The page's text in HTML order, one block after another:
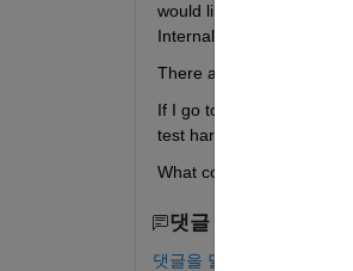
would like to convert all
Internal Harnesses.
There are similar warning
If I go to the model, right
test harnesses accesible
What could be causing
댓글 수: 0
댓글을 달려면 로그인하십